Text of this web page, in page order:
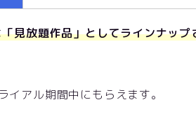
見放題作品」としてラインナッ
アル期間中にもらえます。